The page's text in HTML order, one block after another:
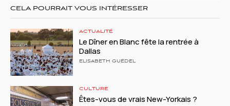
CELA POURRAIT VOUS INTÉRESSER
ACTUALITÉ
Le Dîner en Blanc fête la rentrée à
Dallas
ELISABETH GUÉDEL
CULTURE
Êtes-vous de vrais New-Yorkais ?